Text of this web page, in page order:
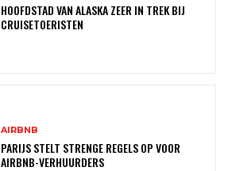
HOOFDSTAD VAN ALASKA ZEER IN TREK BIJ
CRUISETOERISTEN
AIRBNB
PARIJS STELT STRENGE REGELS OP VOOR
AIRBNB-VERHUURDERS